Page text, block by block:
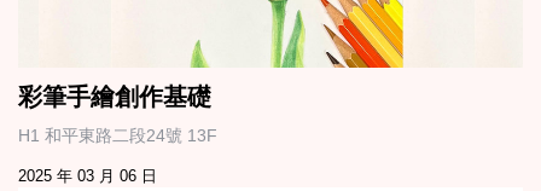
彩筆手繪創作基礎
H1 和平東路二段24號 13F
2025 年 03 月 06 日